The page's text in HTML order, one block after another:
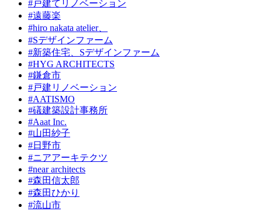
#戸建てリノベーション
#遠藤楽
#hiro nakata atelier、
#Sデザインファーム
#新築住宅、Sデザインファーム
#HYG ARCHITECTS
#鎌倉市
#戸建リノベーション
#AATISMO
#礒建築設計事務所
#Aaat Inc.
#山田紗子
#日野市
#ニアアーキテクツ
#near architects
#森田信太郎
#森田ひかり
#流山市